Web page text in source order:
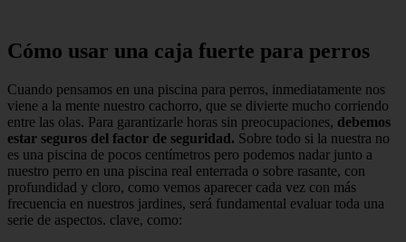
Cómo usar una caja fuerte para perros
Cuando pensamos en una piscina para perros, inmediatamente nos
viene a la mente nuestro cachorro, que se divierte mucho corriendo
entre las olas. Para garantizarle horas sin preocupaciones, debemos
estar seguros del factor de seguridad. Sobre todo si la nuestra no
es una piscina de pocos centímetros pero podemos nadar junto a
nuestro perro en una piscina real enterrada o sobre rasante, con
profundidad y cloro, como vemos aparecer cada vez con más
frecuencia en nuestros jardines, será fundamental evaluar toda una
serie de aspectos. clave, como: